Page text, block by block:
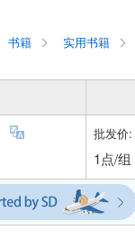
书籍 实用书籍
批发价:
1点/组